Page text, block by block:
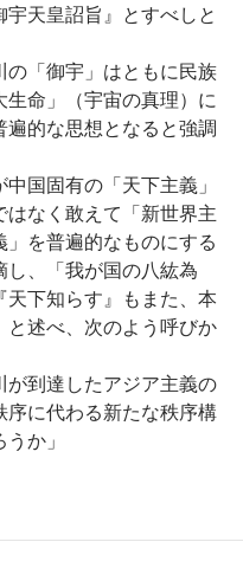
天皇詔旨』とすべしと
「御宇」はともに民族
命」（宇宙の真理）に
的な思想となると強調
国固有の「天下主義」
なく敢えて「新世界主
を普遍的なものにする
し、「我が国の八紘為
下知らす』もまた、本
述べ、次のよう呼びか
到達したアジア主義の
に代わる新たな秩序構
か」